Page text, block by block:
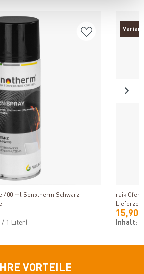
ansehen
400 ml Senotherm Schwarz
/ 1 Liter)
raik
15,90
Inhalt:
IHRE VORTEILE